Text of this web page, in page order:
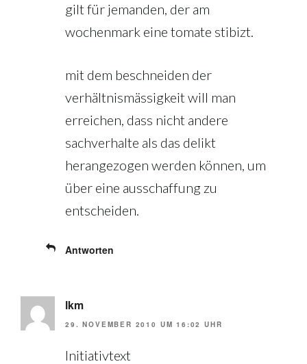
gilt für jemanden, der am
wochenmark eine tomate stibizt.
mit dem beschneiden der
verhältnismässigkeit will man
erreichen, dass nicht andere
sachverhalte als das delikt
herangezogen werden können, um
über eine ausschaffung zu
entscheiden.
Antworten
lkm
29. NOVEMBER 2010 UM 16:02 UHR
Initiativtext